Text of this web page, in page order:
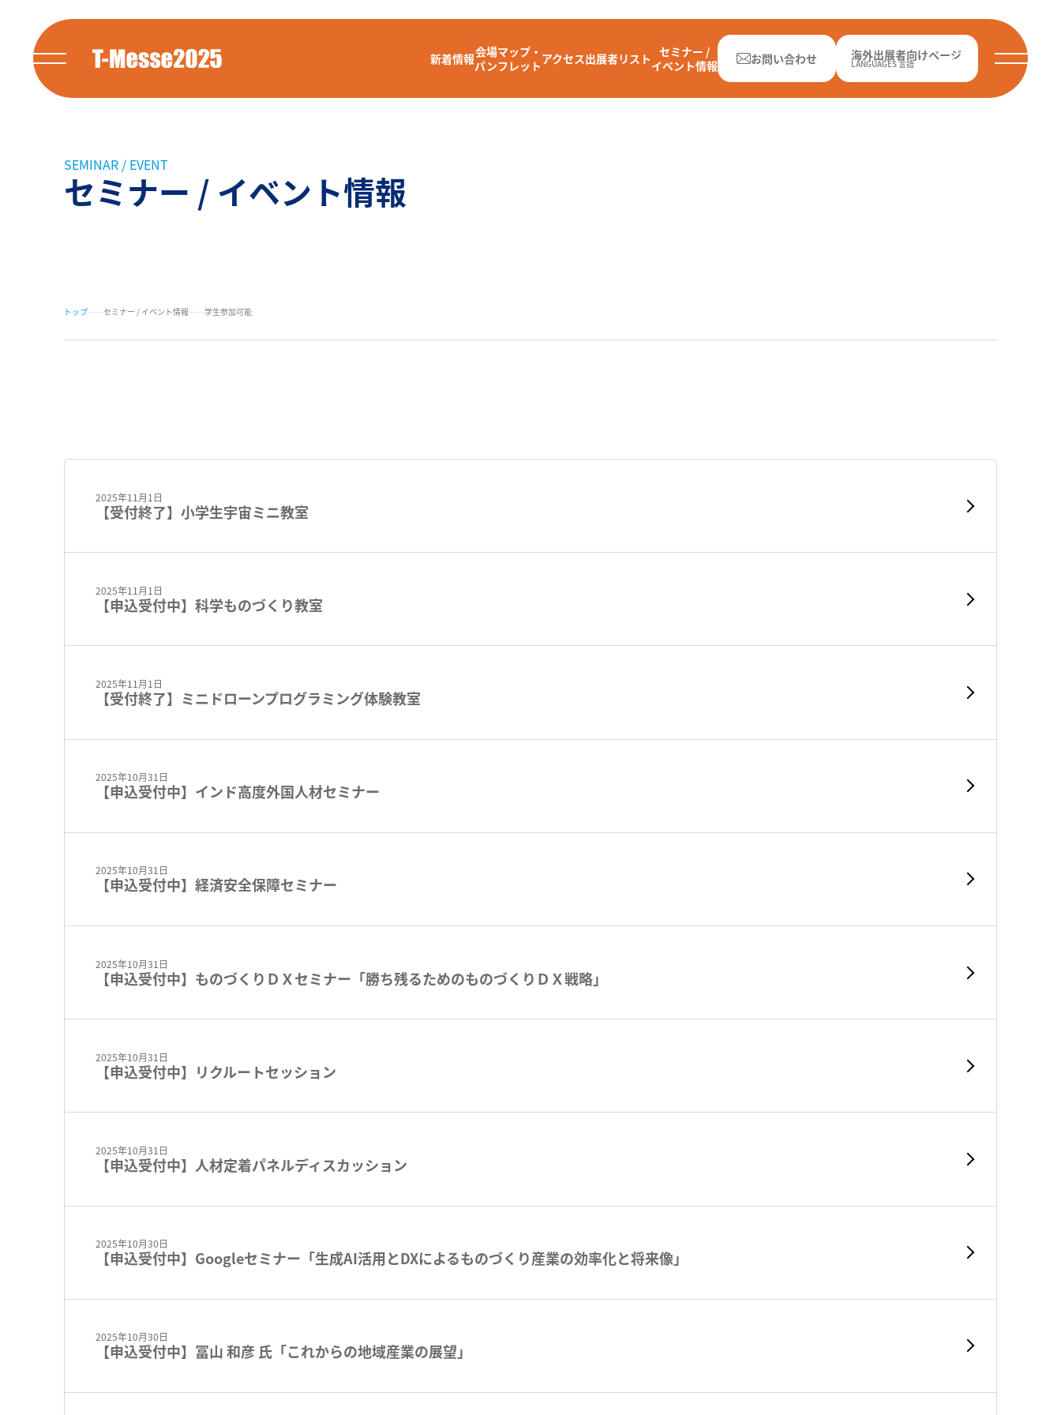
新着情報会場マップ・
パンフレットアクセス出展者リスト
セミナー /
イベント情報
お問い合わせ 海外出展者向けページ
LANGUAGES 言語
セミナー / イベント情報
SEMINAR / EVENT
トップ セミナー / イベント情報 学生参加可能
2025年11月1日
【受付終了】小学生宇宙ミニ教室
2025年11月1日
【申込受付中】科学ものづくり教室
2025年11月1日
【受付終了】ミニドローンプログラミング体験教室
2025年10月31日
【申込受付中】インド高度外国人材セミナー
2025年10月31日
【申込受付中】経済安全保障セミナー
2025年10月31日
【申込受付中】ものづくりＤＸセミナー「勝ち残るためのものづくりＤＸ戦略」
2025年10月31日
【申込受付中】リクルートセッション
2025年10月31日
【申込受付中】人材定着パネルディスカッション
2025年10月30日
【申込受付中】Googleセミナー「生成AI活用とDXによるものづくり産業の効率化と将来像」
2025年10月30日
【申込受付中】冨山 和彦 氏「これからの地域産業の展望」